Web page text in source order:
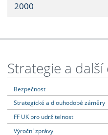
2000
Strategie a
Bezpečnost
Strategické a dlouhodobé záměry
FF UK pro udržitelnost
Výroční zprávy